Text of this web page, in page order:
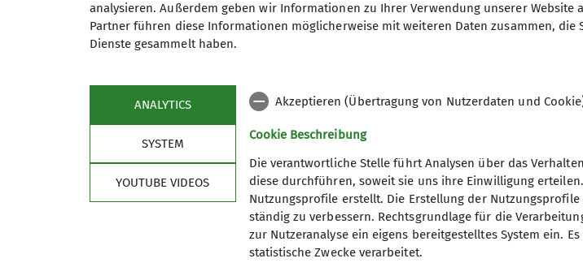
Bei uns im Alpenverein ist eine Wanderung nicht der kürzeste
Abendwanderung ein.
Unsere Wandergebiete sind hauptsächlich im nahen Spessart,
Jahr steht eine Mehrtagestour auf dem Programm.
DAV-Stammtisch
Jeweils am 1. Dienstag im Monat um 18:30 Uhr trifft sich der
Kleberstraße 7, Aschaffenburg, Telefon: 06021 23063
Neue Gäste sind herzlich willkommen.
Kontakt aufnehmen
Kletter- und Boulderzentrum
Öffnungszeiten
Preise
analysieren. Außerdem geben wir Informationen zu Ihrer Verwendung unserer
Partner führen diese Informationen möglicherweise mit weiteren Daten zusammen,
Dienste gesammelt haben.
ANALYTICS
SYSTEM
YOUTUBE VIDEOS
Akzeptieren (Übertragung von Nutzerdaten und
Cookie Beschreibung
Die verantwortliche Stelle führt Analysen über das
diese durchführen, soweit sie uns ihre Einwilligung
Nutzungsprofile erstellt. Die Erstellung der
ständig zu verbessern. Rechtsgrundlage für die
zur Nutzeranalyse ein eigens bereitgestelltes System ein.
statistische Zwecke verarbeitet.